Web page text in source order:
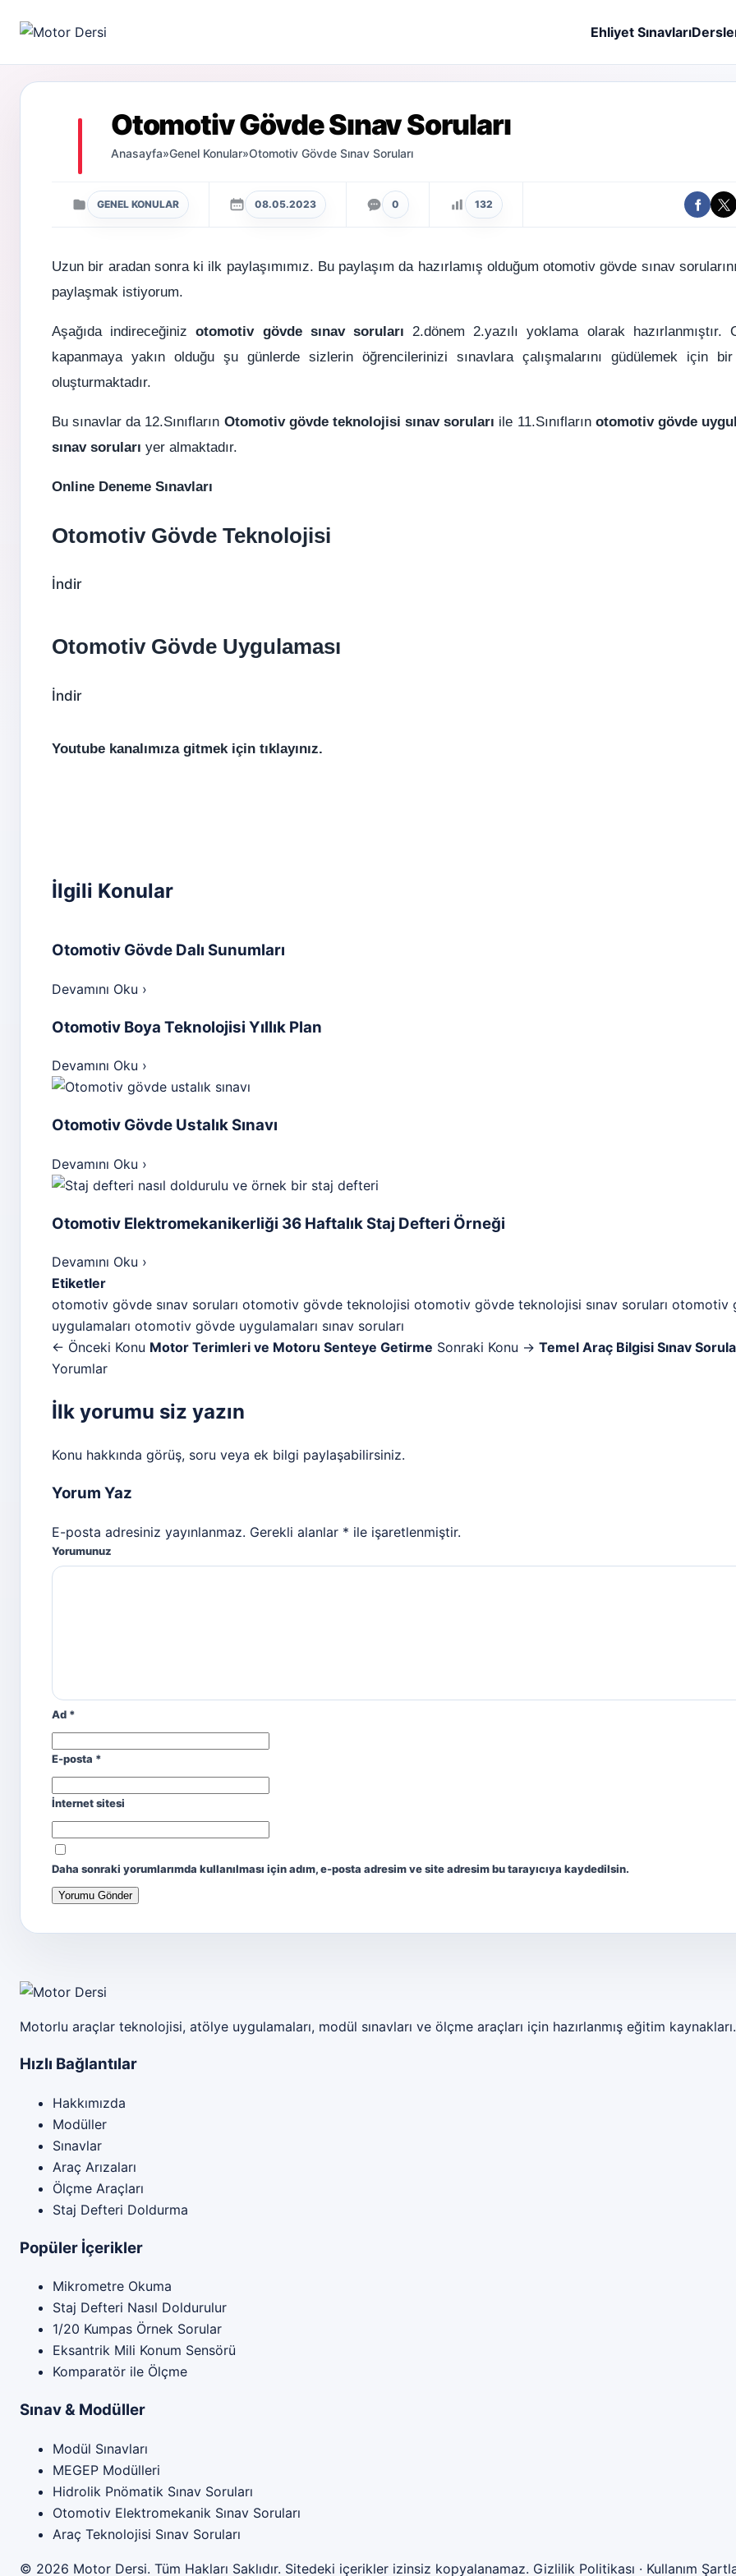
Motor Dersi
Ehliyet Sınavları
Otomotiv Gövde Sınav Soruları
Anasayfa»Genel Konular»Otomotiv Gövde Sınav Soruları
GENEL KONULAR 08.05.2023 0 132
Uzun bir aradan sonra ki ilk paylaşımımız. Bu paylaşım da hazırlamış olduğum otomotiv gövde sınav
paylaşmak istiyorum.
Aşağıda indireceğinizotomotiv gövde sınav soruları 2.dönem 2.yazılı yoklama olarak hazırlanmıştır.
kapanmaya yakın olduğu şu günlerde sizlerin öğrencilerinizi sınavlara çalışmalarını güdülemek için
oluşturmaktadır.
Bu sınavlar da 12.Sınıfların Otomotiv gövde teknolojisi sınav soruları ile 11.Sınıfların otomotiv gövde
sınav soruları yer almaktadır.
Online Deneme Sınavları
Otomotiv Gövde Teknolojisi
İndir
Otomotiv Gövde Uygulaması
İndir
Youtube kanalımıza gitmek için tıklayınız.
İlgili Konular
Otomotiv Gövde Dalı Sunumları
Devamını Oku ›
Otomotiv Boya Teknolojisi Yıllık Plan
Devamını Oku ›
Otomotiv Gövde Ustalık Sınavı
Devamını Oku ›
Otomotiv Elektromekanikerliği 36 Haftalık Staj Defteri Örneği
Devamını Oku ›
Etiketler
otomotiv gövde sınav soruları otomotiv gövde teknolojisi otomotiv gövde teknolojisi sınav soruları otomotiv
uygulamaları otomotiv gövde uygulamaları sınav soruları
← Önceki Konu Motor Terimleri ve Motoru Senteye Getirme Sonraki Konu → Temel Araç Bilgisi Sınav
Yorumlar
İlk yorumu siz yazın
Konu hakkında görüş, soru veya ek bilgi paylaşabilirsiniz.
Yorum Yaz
E-posta adresiniz yayınlanmaz. Gerekli alanlar * ile işaretlenmiştir.
Yorumunuz
Ad *
E-posta *
İnternet sitesi
Daha sonraki yorumlarımda kullanılması için adım, e-posta adresim ve site adresim bu tarayıcıya kaydedilsin.
Motor Dersi
Motorlu araçlar teknolojisi, atölye uygulamaları, modül sınavları ve ölçme araçları için hazırlanmış eğitim kaynakları.
Hızlı Bağlantılar
Hakkımızda
Modüller
Sınavlar
Araç Arızaları
Ölçme Araçları
Staj Defteri Doldurma
Popüler İçerikler
Mikrometre Okuma
Staj Defteri Nasıl Doldurulur
1/20 Kumpas Örnek Sorular
Eksantrik Mili Konum Sensörü
Komparatör ile Ölçme
Sınav & Modüller
Modül Sınavları
MEGEP Modülleri
Hidrolik Pnömatik Sınav Soruları
Otomotiv Elektromekanik Sınav Soruları
Araç Teknolojisi Sınav Soruları
© 2026 Motor Dersi. Tüm Hakları Saklıdır. Sitedeki içerikler izinsiz kopyalanamaz. Gizlilik Politikası · Kullanım